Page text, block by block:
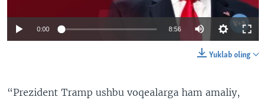
0:00 8:56
Yuklab oling
“Prezident Tramp ushbu voqealarga ham amaliy,